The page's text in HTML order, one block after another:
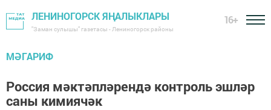
ЛЕНИНОГОРСК ЯҢАЛЫКЛАРЫ
"Заман сулышы" газетасы - Лениногорск районы
16+
МӘГАРИФ
Россия мәктәпләрендә контроль эшләр
саны кимиячәк